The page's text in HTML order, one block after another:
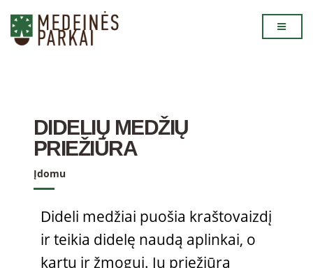
DIDELIŲ MEDŽIŲ
PRIEŽIŪRA
Įdomu
Dideli medžiai puošia kraštovaizdį
ir teikia didelę naudą aplinkai, o
kartu ir žmogui. Jų priežiūra